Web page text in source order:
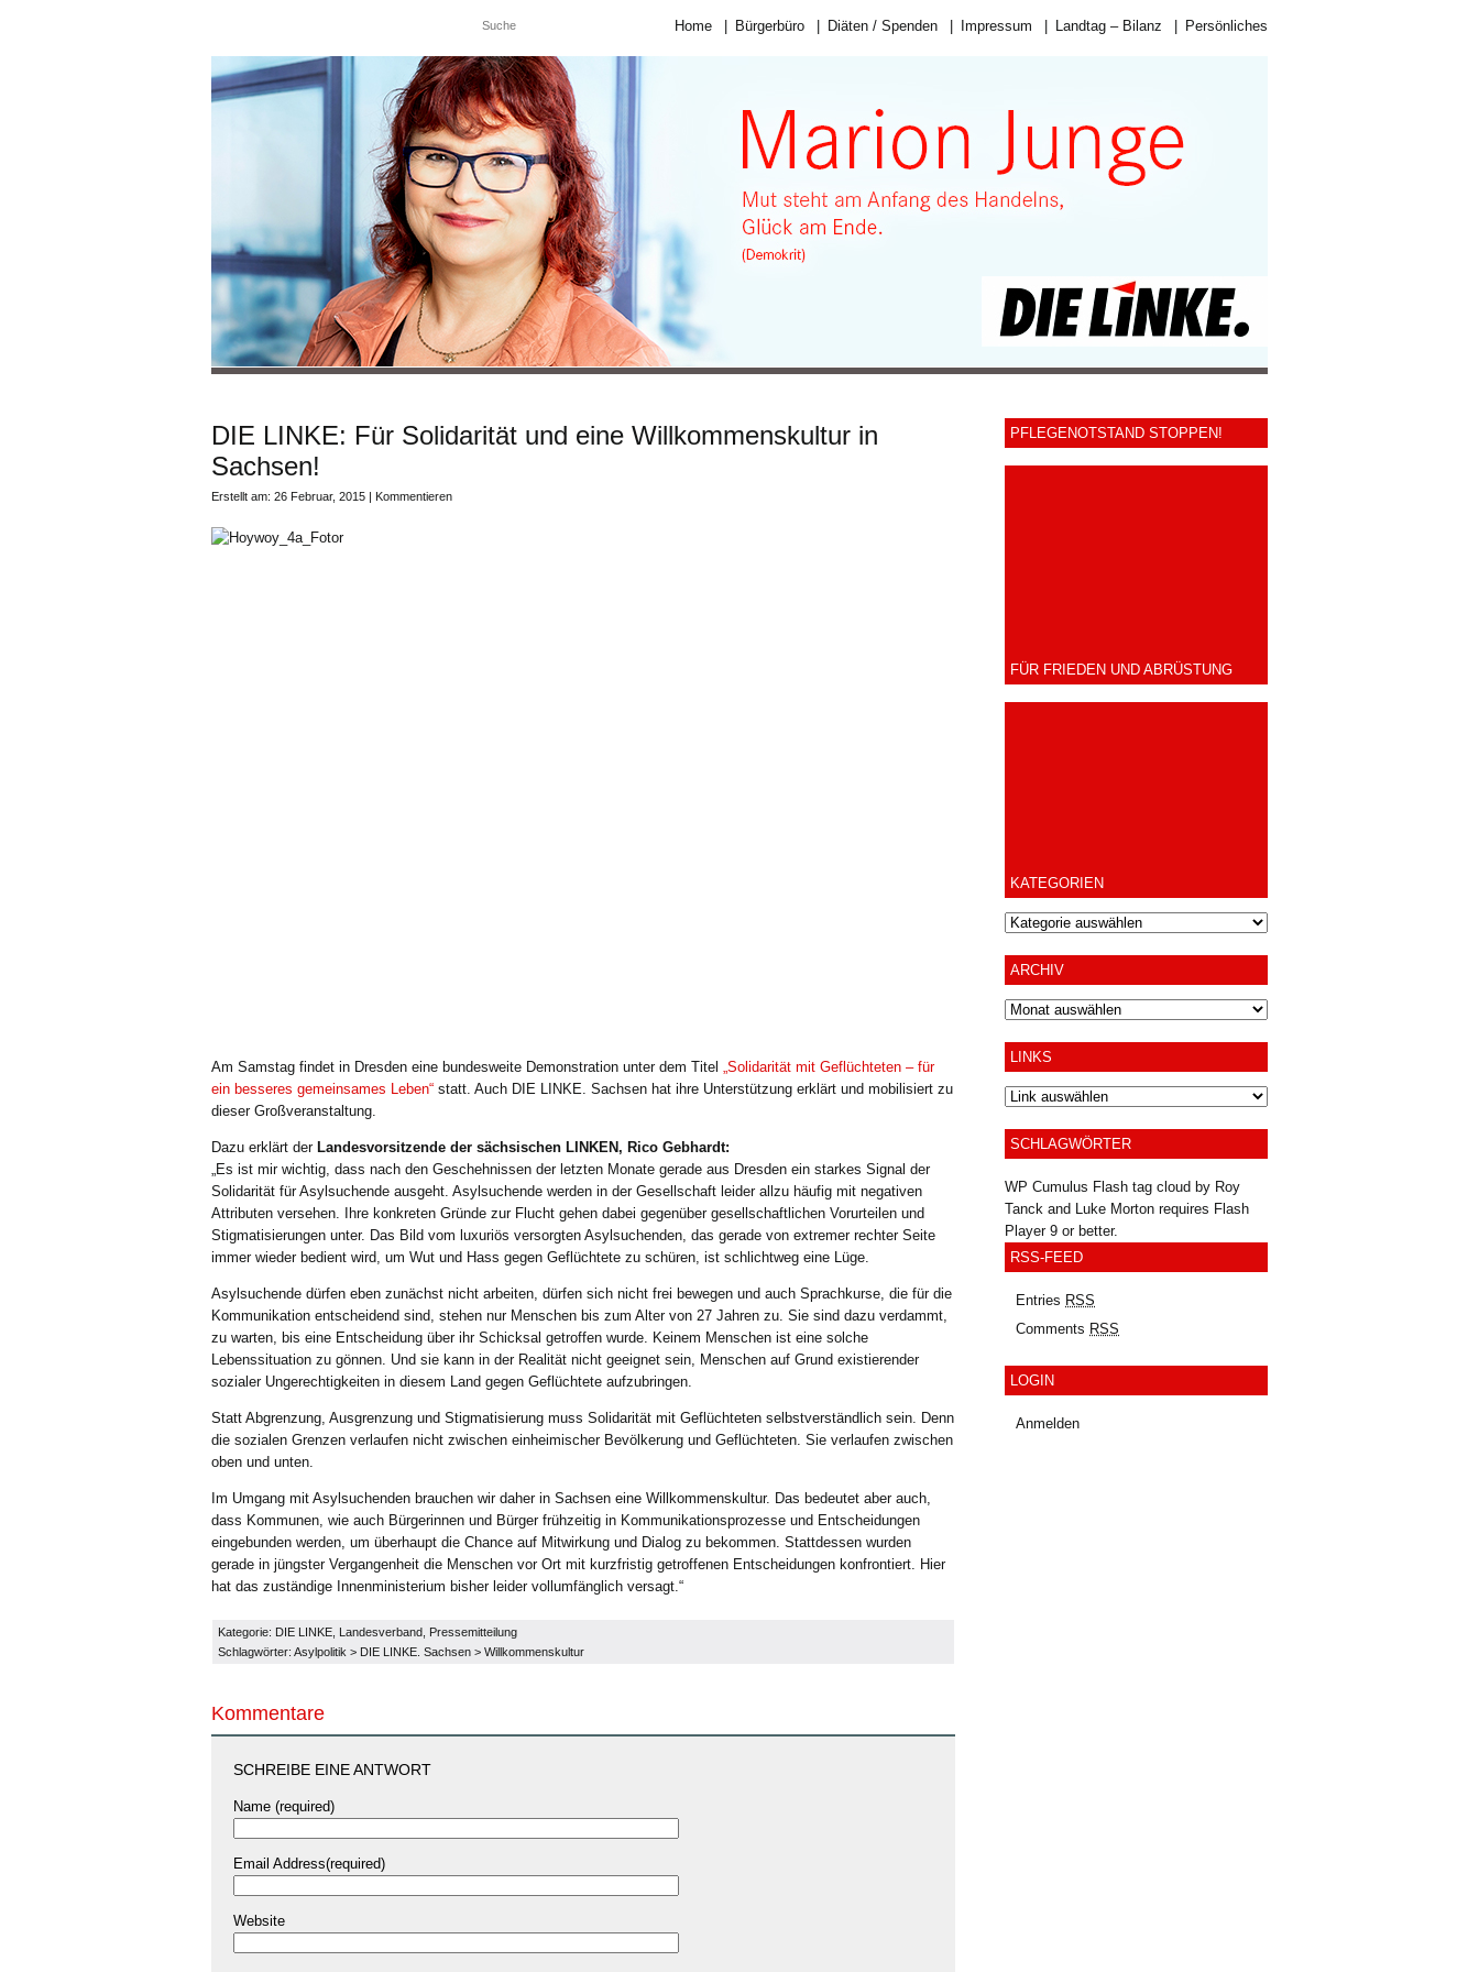
Home Bürgerbüro Diäten / Spenden Impressum Landtag – Bilanz Persönliches
DIE LINKE: Für Solidarität und eine Willkommenskultur in
Sachsen!
Erstellt am: 26 Februar, 2015 | Kommentieren
Am Samstag findet in Dresden eine bundesweite Demonstration unter dem Titel „Solidarität mit Geflüchteten – für
ein besseres gemeinsames Leben“ statt. Auch DIE LINKE. Sachsen hat ihre Unterstützung erklärt und mobilisiert zu
dieser Großveranstaltung.
Dazu erklärt der Landesvorsitzende der sächsischen LINKEN, Rico Gebhardt:
„Es ist mir wichtig, dass nach den Geschehnissen der letzten Monate gerade aus Dresden ein starkes Signal der
Solidarität für Asylsuchende ausgeht. Asylsuchende werden in der Gesellschaft leider allzu häufig mit negativen
Attributen versehen. Ihre konkreten Gründe zur Flucht gehen dabei gegenüber gesellschaftlichen Vorurteilen und
Stigmatisierungen unter. Das Bild vom luxuriös versorgten Asylsuchenden, das gerade von extremer rechter Seite
immer wieder bedient wird, um Wut und Hass gegen Geflüchtete zu schüren, ist schlichtweg eine Lüge.
Asylsuchende dürfen eben zunächst nicht arbeiten, dürfen sich nicht frei bewegen und auch Sprachkurse, die für die
Kommunikation entscheidend sind, stehen nur Menschen bis zum Alter von 27 Jahren zu. Sie sind dazu verdammt,
zu warten, bis eine Entscheidung über ihr Schicksal getroffen wurde. Keinem Menschen ist eine solche
Lebenssituation zu gönnen. Und sie kann in der Realität nicht geeignet sein, Menschen auf Grund existierender
sozialer Ungerechtigkeiten in diesem Land gegen Geflüchtete aufzubringen.
Statt Abgrenzung, Ausgrenzung und Stigmatisierung muss Solidarität mit Geflüchteten selbstverständlich sein. Denn
die sozialen Grenzen verlaufen nicht zwischen einheimischer Bevölkerung und Geflüchteten. Sie verlaufen zwischen
oben und unten.
Im Umgang mit Asylsuchenden brauchen wir daher in Sachsen eine Willkommenskultur. Das bedeutet aber auch,
dass Kommunen, wie auch Bürgerinnen und Bürger frühzeitig in Kommunikationsprozesse und Entscheidungen
eingebunden werden, um überhaupt die Chance auf Mitwirkung und Dialog zu bekommen. Stattdessen wurden
gerade in jüngster Vergangenheit die Menschen vor Ort mit kurzfristig getroffenen Entscheidungen konfrontiert. Hier
hat das zuständige Innenministerium bisher leider vollumfänglich versagt.“
Kategorie: DIE LINKE Landesverband Pressemitteilung
Schlagwörter: Asylpolitik > DIE LINKE. Sachsen > Willkommenskultur
Kommentare
SCHREIBE EINE ANTWORT
Name (required)
Email Address(required)
Website
PFLEGENOTSTAND STOPPEN!
FÜR FRIEDEN UND ABRÜSTUNG
KATEGORIEN
ARCHIV
Archiv
LINKS
SCHLAGWÖRTER
WP Cumulus Flash tag cloud by Roy
Tanck and Luke Morton requires Flash
Player9 or better.
RSS-FEED
Entries RSS
Comments RSS
LOGIN
Anmelden